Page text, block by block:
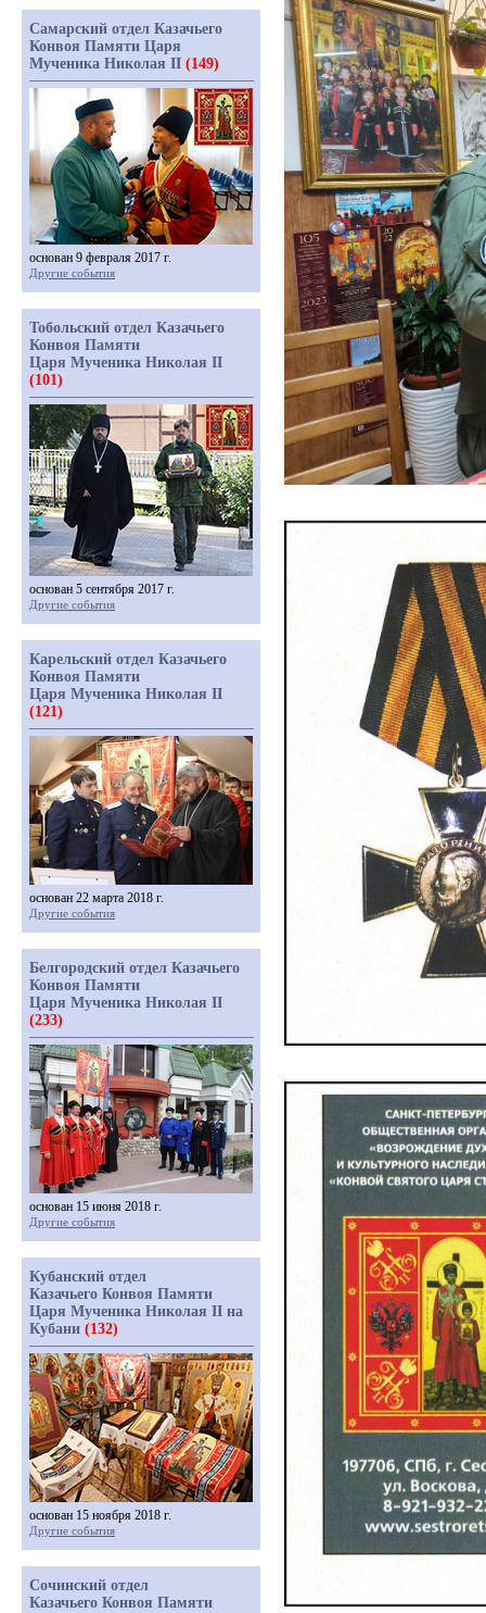
Самарский отдел Казачьего
Конвоя Памяти Царя
Мученика Николая II (149)
основан 9 февраля 2017 г.
Другие события
Тобольский отдел Казачьего
Конвоя Памяти
Царя Мученика Николая II
(101)
основан 5 сентября 2017 г.
Другие события
Карельский отдел Казачьего
Конвоя Памяти
Царя Мученика Николая II
(121)
основан 22 марта 2018 г.
Другие события
Белгородский отдел Казачьего
Конвоя Памяти
Царя Мученика Николая II
(233)
основан 15 июня 2018 г.
Другие события
Кубанский отдел
Казачьего Конвоя Памяти
Царя Мученика Николая II на
Кубани (132)
основан 15 ноября 2018 г.
Другие события
Сочинский отдел
Казачьего Конвоя Памяти